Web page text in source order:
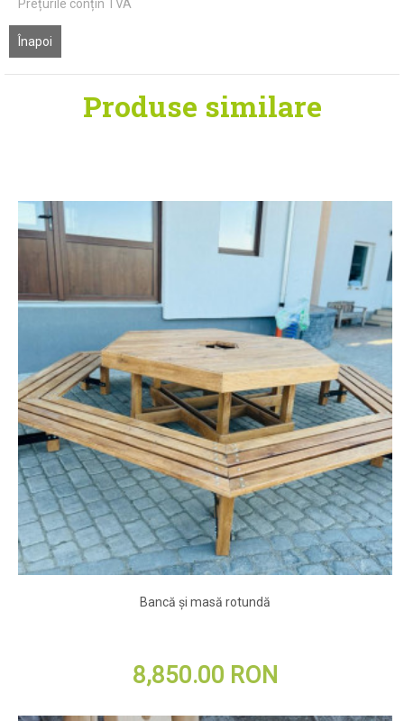
Prețurile conțin TVA
Înapoi
Produse similare
Bancă și masă rotundă
8,850.00 RON